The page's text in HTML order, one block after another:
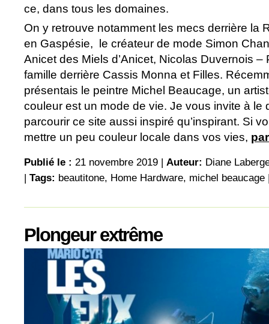
ce, dans tous les domaines.
On y retrouve notamment les mecs derrière la
en Gaspésie, le créateur de mode Simon
Anicet des Miels d’Anicet, Nicolas Duvernois –
famille derrière Cassis Monna et Filles.
présentais le peintre Michel Beaucage, un
couleur est un mode de vie. Je vous invite à le
parcourir ce site aussi inspiré qu’inspirant. Si
mettre un peu couleur locale dans vos vies,
Publié le : 21 novembre 2019 | Auteur: Diane
| Tags: beautitone, Home Hardware, michel beaucage
Plongeur extrême